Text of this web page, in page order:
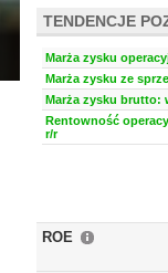
TENDENCJE
Marża zysku
Marża zysku ze
Marża zysku brutto:
Rentowność
r/r
ROE